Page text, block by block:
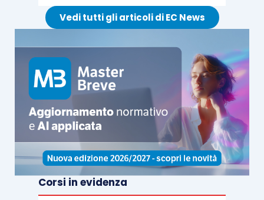
articolo 4 D.M. 06.04.2018 definisce, invece, gli
in applicazione del nuovo regime, stabilendo che:
il rappresentante di gruppo o i
partecipanti effettuano le
annotazioni nei
registri Iva anche mediante appositi
registri sezionali;
il rappresentante di gruppo effettua le
liquidazioni periodiche Iva;
ai fini del versamento dell’imposta a
Vedi tutti gli articoli di EC News
Corsi in evidenza